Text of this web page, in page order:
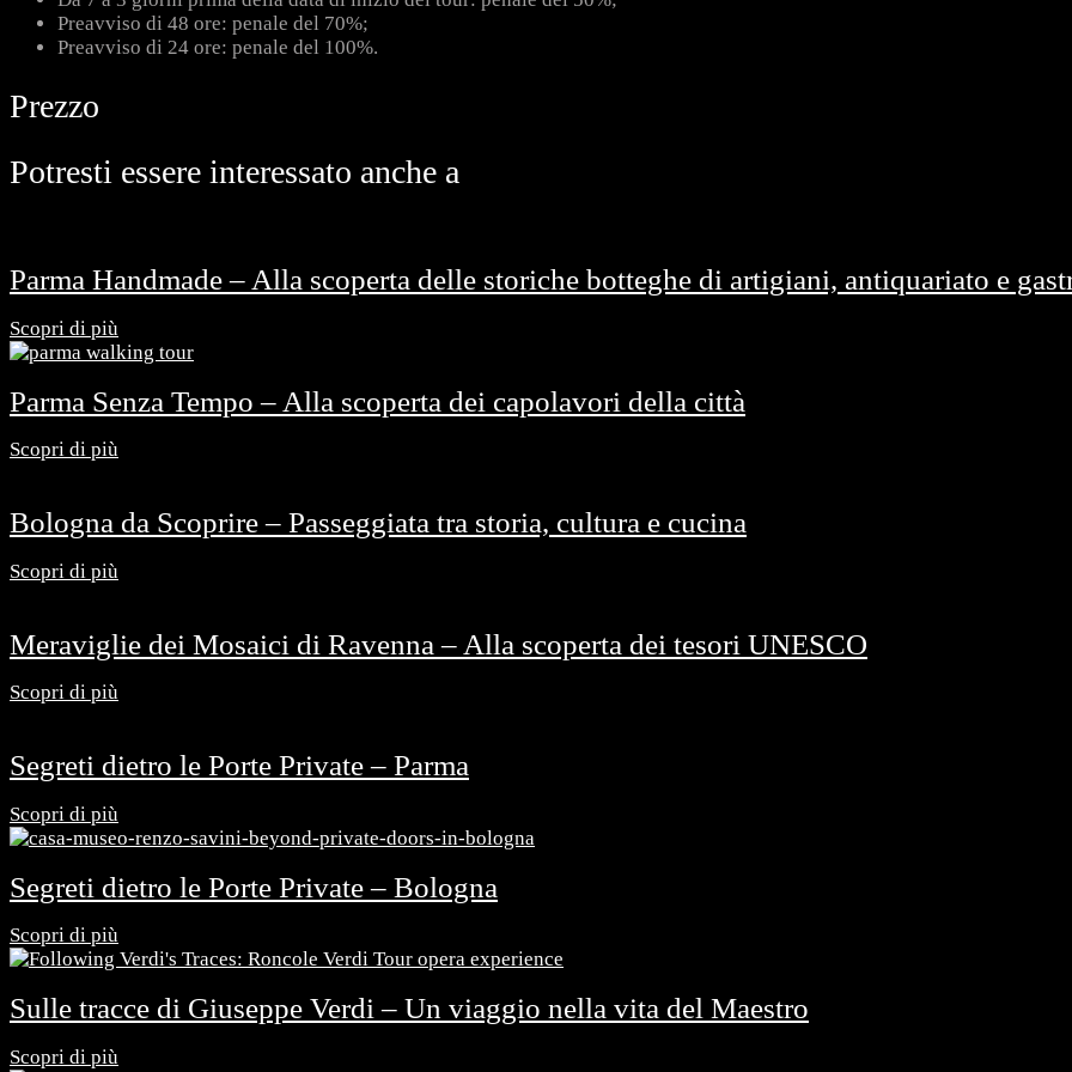
Preavviso di 48 ore: penale del 70%;
Preavviso di 24 ore: penale del 100%.
Prezzo
Potresti essere interessato anche a
Parma Handmade – Alla scoperta delle storiche botteghe di artigiani, antiquariato e
Scopri di più
Parma Senza Tempo – Alla scoperta dei capolavori della città
Scopri di più
Bologna da Scoprire – Passeggiata tra storia, cultura e cucina
Scopri di più
Meraviglie dei Mosaici di Ravenna – Alla scoperta dei tesori UNESCO
Scopri di più
Segreti dietro le Porte Private – Parma
Scopri di più
Segreti dietro le Porte Private – Bologna
Scopri di più
Sulle tracce di Giuseppe Verdi – Un viaggio nella vita del Maestro
Scopri di più